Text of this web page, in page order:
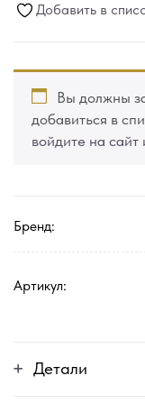
Добавить в
Вы должны
добавиться в
войдите на сайт
Бренд:
Артикул:
Детали